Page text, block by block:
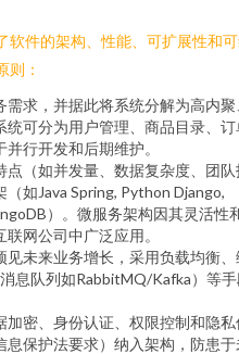
软件的架构、性能、可扩展性和
则：
需求，并据此将系统分解为高内聚
可分为用户管理、商品目录、订
行开发和后期维护。
点（如并发量、数据复杂度、团
如Java Spring, Python Django,
）。微服务架构因其灵活性
网公司中广泛应用。
见未来业务增长，采用负载均衡
息队列如RabbitMQ/Kafka）等
加密、身份认证、权限控制和隐私
保护法要求）纳入架构，防患于